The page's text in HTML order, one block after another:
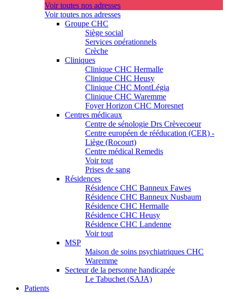
Voir toutes nos adresses
Voir toutes nos adresses
Groupe CHC
Siège social
Services opérationnels
Crèche
Cliniques
Clinique CHC Hermalle
Clinique CHC Heusy
Clinique CHC MontLégia
Clinique CHC Waremme
Foyer Horizon CHC Moresnet
Centres médicaux
Centre de sénologie Drs Crèvecoeur
Centre européen de rééducation (CER) -
Liège (Rocourt)
Centre médical Remedis
Voir tout
Prises de sang
Résidences
Résidence CHC Banneux Fawes
Résidence CHC Banneux Nusbaum
Résidence CHC Hermalle
Résidence CHC Heusy
Résidence CHC Landenne
Voir tout
MSP
Maison de soins psychiatriques CHC
Waremme
Secteur de la personne handicapée
Le Tabuchet (SAJA)
Patients